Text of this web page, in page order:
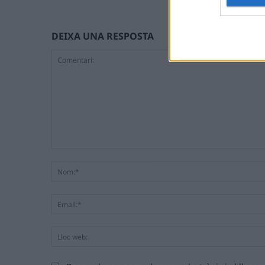
DEIXA UNA RESPOSTA